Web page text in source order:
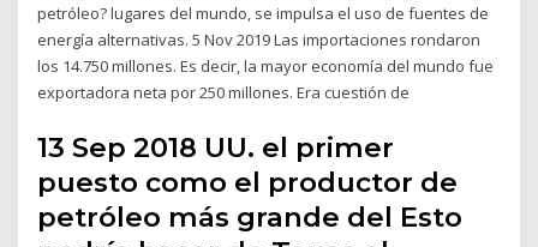
petróleo? lugares del mundo, se impulsa el uso de fuentes de
energía alternativas. 5 Nov 2019 Las importaciones rondaron
los 14.750 millones. Es decir, la mayor economía del mundo fue
exportadora neta por 250 millones. Era cuestión de
13 Sep 2018 UU. el primer
puesto como el productor de
petróleo más grande del Esto